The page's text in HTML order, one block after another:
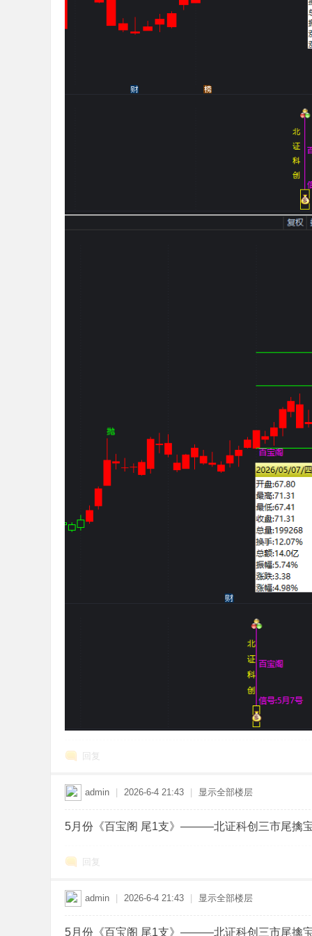
回复
admin 2026-6-4 21:43 显示全部楼层
5月份《百宝阁 尾1支》———北证科创三市尾擒
回复
admin 2026-6-4 21:43 显示全部楼层
5月份《百宝阁 尾1支》———北证科创三市尾擒